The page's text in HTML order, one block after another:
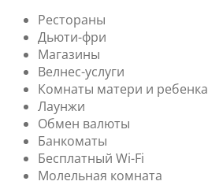
Рестораны
Дьюти-фри
Магазины
Велнес-услуги
Комнаты матери и ребенка
Лаунжи
Обмен валюты
Банкоматы
Бесплатный Wi-Fi
Молельная комната